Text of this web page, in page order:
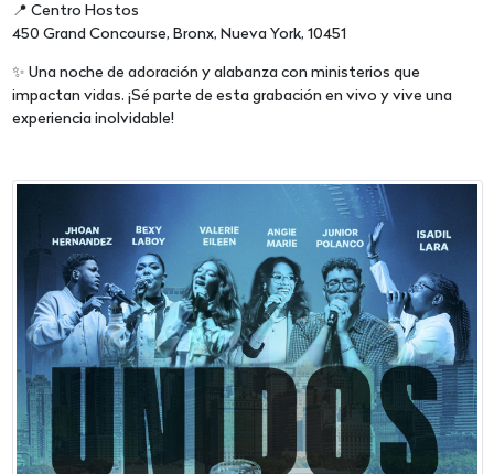
📍 Centro Hostos
450 Grand Concourse, Bronx, Nueva York, 10451
✨ Una noche de adoración y alabanza con ministerios que
impactan vidas. ¡Sé parte de esta grabación en vivo y vive una
experiencia inolvidable!